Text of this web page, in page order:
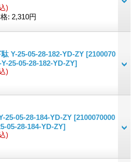
)
: 2,310円
Y-25-05-28-182-YD-ZY [2100070
25-05-28-182-YD-ZY]
)
25-05-28-184-YD-ZY [2100070000
05-28-184-YD-ZY]
)